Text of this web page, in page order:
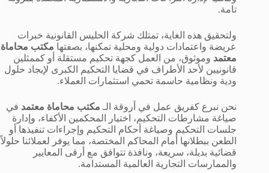
تامة.
ولتحقيق هذه الغاية، تمتلك شركة الحليس القانونية خبرات
عريضة واعتمادات دولية ومحلية تمكنها، بصفتها مكتب محاماة
معتمد وموثوق، من العمل كجهة تحكيم مستقلة أو كممثلين
قانونيين لأحد الأطراف في قضايا التحكيم الكبرى لإيجاد حلول
ودية ونظامية حاسمة تحمي استثمارات العملاء.
نحن نبرع كفريق عمل في أروقة الـ مكتب محاماة معتمد في
صياغة مشارطات التحكيم، اختيار المحكمين الأكفاء، وإدارة
جلسات التحكيم وصياغة أحكام التحكيم وإجراءات تنفيذها أو
الطعن ببطلانها أمام المحاكم المختصة، مما يوفر لعملائنا حلولاً
قضائية بديلة، سريعة، ونافذة تتوافق مع أرقى المعايير
والممارسات التجارية العالمية المستدامة.